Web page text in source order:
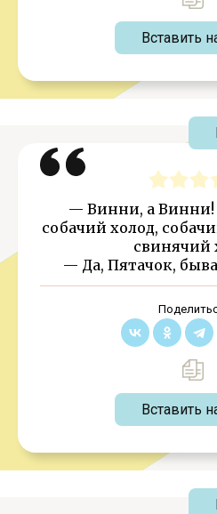
Вставить
— Винни, а Винни!
собачий холод,
свинячий
— Да, Пятачок,
Вставить